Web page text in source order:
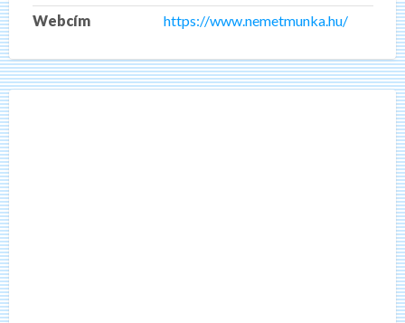
Webcím
https://www.nemetmunka.hu/